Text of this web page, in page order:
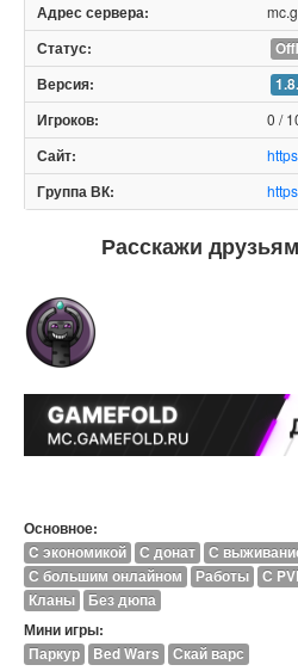
0 /
Расскажи
Основное:
C экономикой С донат С
С большим онлайном
Работы С
Кланы
Без дюпа
Мини игры:
Паркур Bed Wars Скай варс